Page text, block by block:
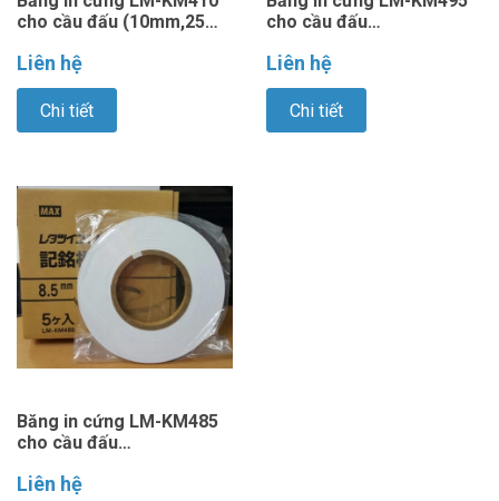
cho cầu đấu (10mm,25m/
Liên hệ
Chi tiết
cho cầu đấu
Liên hệ
Chi tiết
Băng in cứng LM-KM485
cho cầu đấu
Liên hệ